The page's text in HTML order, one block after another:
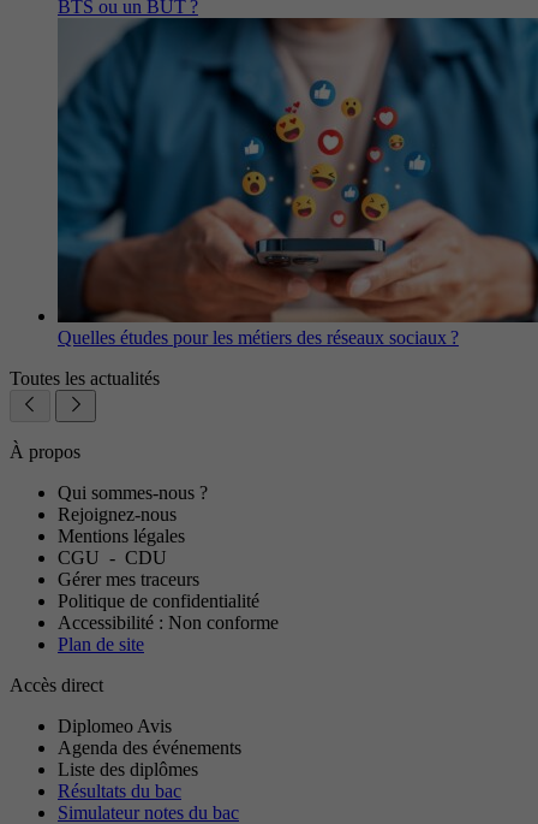
BTS ou un BUT ?
Quelles études pour les métiers des réseaux sociaux ?
Toutes les actualités
À propos
Qui sommes-nous ?
Rejoignez-nous
Mentions légales
CGU - CDU
Gérer mes traceurs
Politique de confidentialité
Accessibilité : Non conforme
Plan de site
Accès direct
Diplomeo Avis
Agenda des événements
Liste des diplômes
Résultats du bac
Simulateur notes du bac